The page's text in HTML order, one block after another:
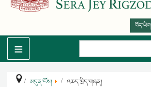
བོད་ཡིག
≡
མདུན་ངོས། འཆད་ཁྲིད་གཞན།